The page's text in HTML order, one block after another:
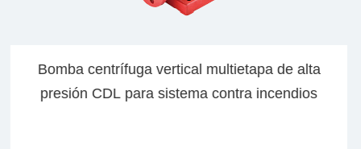
de alta
incendios
Bomba contra incendios
multietapa serie